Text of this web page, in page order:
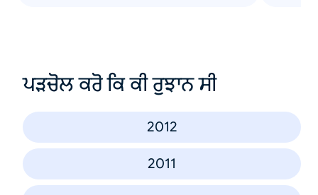
ਪੜਚੋਲ ਕਰੋ ਕਿ ਕੀ ਰੁਝਾਨ ਸੀ
2012
2011